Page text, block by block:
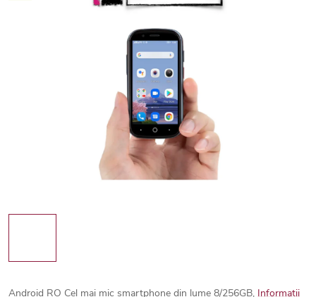
Android RO Cel mai mic smartphone din lume 8/256GB, Informaţii